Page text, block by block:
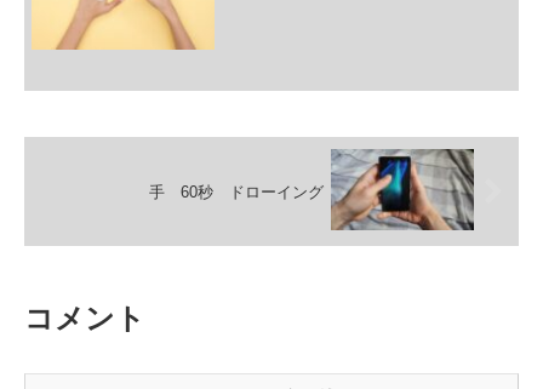
手 60秒 ドローイング
コメント